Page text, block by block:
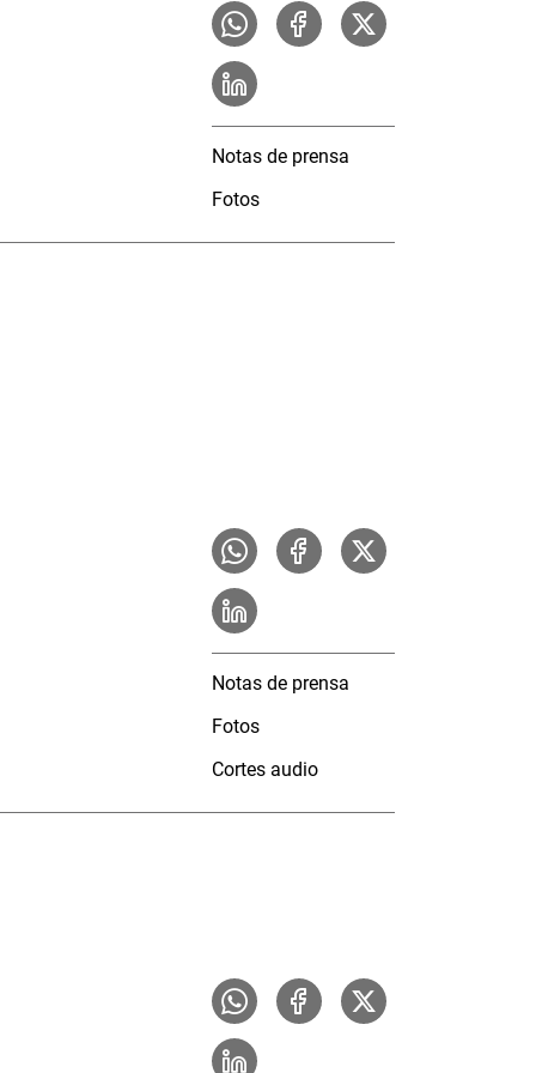
Notas de prensa
Fotos
Notas de prensa
Fotos
Cortes audio